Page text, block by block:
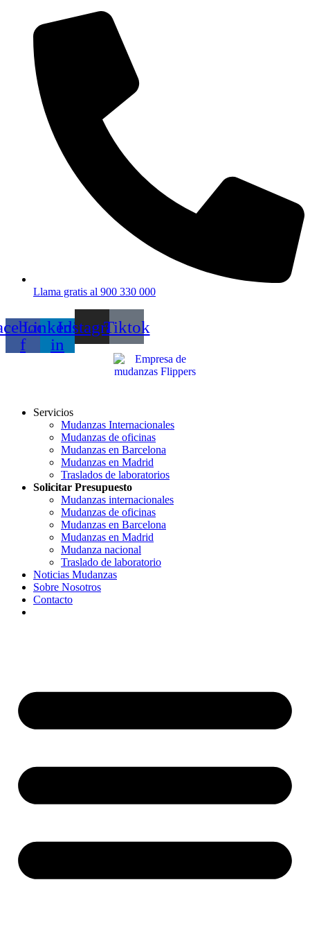
contenido
Llama gratis al 900 330 000
f
Linkedin-
in
InstagramTiktok
Servicios
Mudanzas Internacionales
Mudanzas de oficinas
Mudanzas en Barcelona
Mudanzas en Madrid
Traslados de laboratorios
Solicitar Presupuesto
Mudanzas internacionales
Mudanzas de oficinas
Mudanzas en Barcelona
Mudanzas en Madrid
Mudanza nacional
Traslado de laboratorio
Noticias Mudanzas
Sobre Nosotros
Contacto